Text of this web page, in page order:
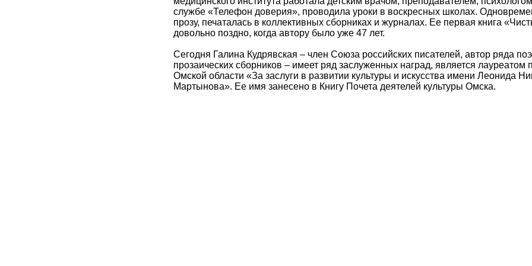
службе «Телефон доверия», проводила уроки в воскресных школах.
прозу, печаталась в коллективных сборниках и журналах. Ее первая книга
довольно поздно, когда автору было уже 47 лет.
Сегодня Галина Кудрявская – член Союза российских писателей, автор ряда
прозаических сборников – имеет ряд заслуженных наград, является лауреатом
Омской области «За заслуги в развитии культуры и искусства имени Леонида
Мартынова». Ее имя занесено в Книгу Почета деятелей культуры Омска.